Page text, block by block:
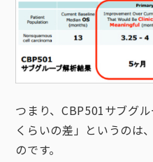
つまり、CBP501サブグ
くらいの差」というのは
のです。